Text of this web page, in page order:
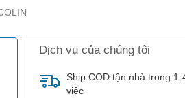
Dịch vụ của chúng tôi
Ship COD tận nhà trong 1-
việc